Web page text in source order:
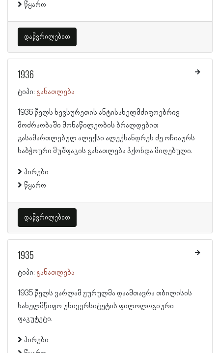
წყარო
დაწვრილებით
1936
ტიპი: განათლება
1936 წელს ხევსურეთის ანტისახელმძიფოებრივ
მოძრაობაში მონაწილეობის ბრალდებით
გასამართლებულ ალექსი ალექსანდრეს ძე ოჩიაურს
საბჭოური მუშფაკის განათლება ჰქონდა მიღებული.
პირები
წყარო
დაწვრილებით
1935
ტიპი: განათლება
1935 წელს ვარლამ ჟურულმა დაამთავრა თბილისის
სახელმწიფო უნივერსიტეტის ფილოლოგიური
ფაკუტეტი.
პირები